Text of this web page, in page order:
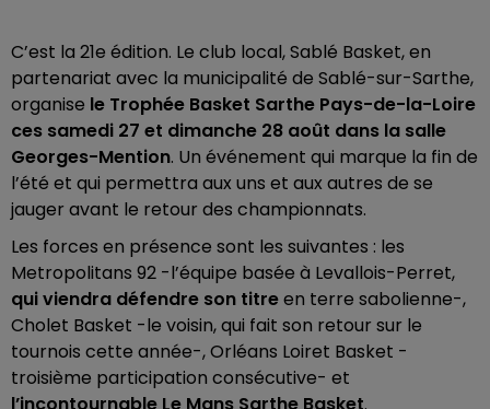
C’est la 21e édition. Le club local, Sablé Basket, en
partenariat avec la municipalité de Sablé-sur-Sarthe,
organise le Trophée Basket Sarthe Pays-de-la-Loire
ces samedi 27 et dimanche 28 août dans la salle
Georges-Mention. Un événement qui marque la fin de
l’été et qui permettra aux uns et aux autres de se
jauger avant le retour des championnats.
Les forces en présence sont les suivantes : les
Metropolitans 92 -l’équipe basée à Levallois-Perret,
qui viendra défendre son titreen terre sabolienne-,
Cholet Basket -le voisin, qui fait son retour sur le
tournois cette année-, Orléans Loiret Basket -
troisième participation consécutive- et
l’incontournable Le Mans Sarthe Basket.